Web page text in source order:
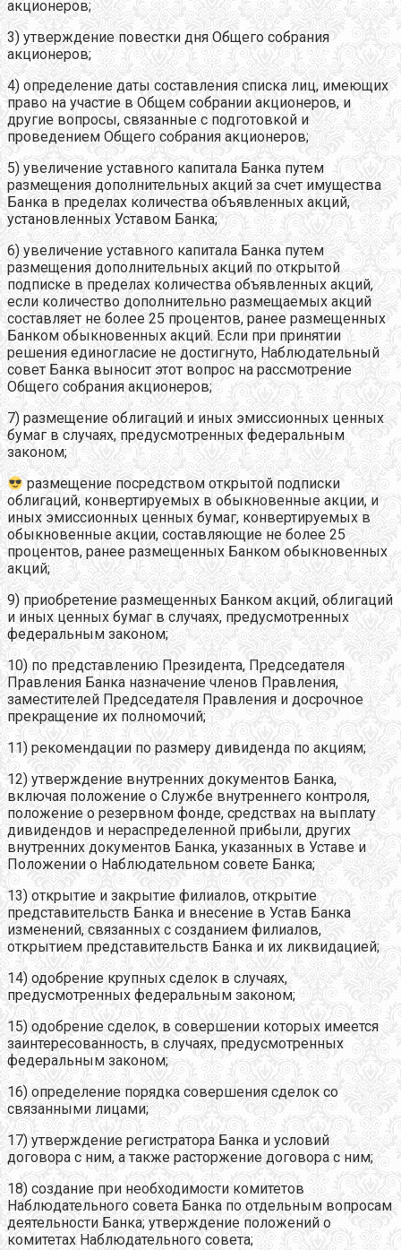
акционеров;
3) утверждение повестки дня Общего собрания
акционеров;
4) определение даты составления списка лиц, имеющих
право на участие в Общем собрании акционеров, и
другие вопросы, связанные с подготовкой и
проведением Общего собрания акционеров;
5) увеличение уставного капитала Банка путем
размещения дополнительных акций за счет имущества
Банка в пределах количества объявленных акций,
установленных Уставом Банка;
6) увеличение уставного капитала Банка путем
размещения дополнительных акций по открытой
подписке в пределах количества объявленных акций,
если количество дополнительно размещаемых акций
составляет не более 25 процентов, ранее размещенных
Банком обыкновенных акций. Если при принятии
решения единогласие не достигнуто, Наблюдательный
совет Банка выносит этот вопрос на рассмотрение
Общего собрания акционеров;
7) размещение облигаций и иных эмиссионных ценных
бумаг в случаях, предусмотренных федеральным
законом;
размещение посредством открытой подписки
облигаций, конвертируемых в обыкновенные акции, и
иных эмиссионных ценных бумаг, конвертируемых в
обыкновенные акции, составляющие не более 25
процентов, ранее размещенных Банком обыкновенных
акций;
9) приобретение размещенных Банком акций, облигаций
и иных ценных бумаг в случаях, предусмотренных
федеральным законом;
10) по представлению Президента, Председателя
Правления Банка назначение членов Правления,
заместителей Председателя Правления и досрочное
прекращение их полномочий;
11) рекомендации по размеру дивиденда по акциям;
12) утверждение внутренних документов Банка,
включая положение о Службе внутреннего контроля,
положение о резервном фонде, средствах на выплату
дивидендов и нераспределенной прибыли, других
внутренних документов Банка, указанных в Уставе и
Положении о Наблюдательном совете Банка;
13) открытие и закрытие филиалов, открытие
представительств Банка и внесение в Устав Банка
изменений, связанных с созданием филиалов,
открытием представительств Банка и их ликвидацией;
14) одобрение крупных сделок в случаях,
предусмотренных федеральным законом;
15) одобрение сделок, в совершении которых имеется
заинтересованность, в случаях, предусмотренных
федеральным законом;
16) определение порядка совершения сделок со
связанными лицами;
17) утверждение регистратора Банка и условий
договора с ним, а также расторжение договора с ним;
18) создание при необходимости комитетов
Наблюдательного совета Банка по отдельным вопросам
деятельности Банка; утверждение положений о
комитетах Наблюдательного совета;